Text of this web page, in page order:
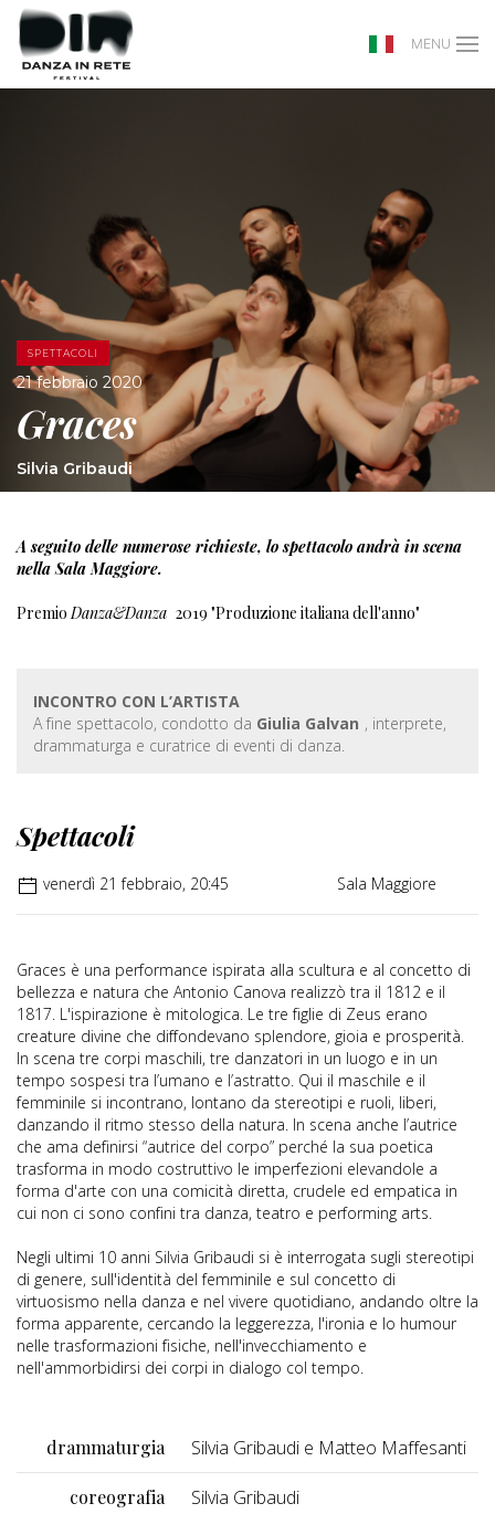
MENU
SPETTACOLI
21 febbraio 2020
Graces
Silvia Gribaudi
A seguito delle numerose richieste, lo spettacolo andrà in scena
nella Sala Maggiore.
PremioDanza&Danza 2019 "Produzione italiana dell'anno"
INCONTRO CON L’ARTISTA
A fine spettacolo, condotto da Giulia Galvan , interprete,
drammaturga e curatrice di eventi di danza.
Spettacoli
venerdì 21 febbraio, 20:45 Sala Maggiore
Graces è una performance ispirata alla scultura e al concetto di
bellezza e natura che Antonio Canova realizzò tra il 1812 e il
1817. L'ispirazione è mitologica. Le tre figlie di Zeus erano
creature divine che diffondevano splendore, gioia e prosperità.
In scena tre corpi maschili, tre danzatori in un luogo e in un
tempo sospesi tra l’umano e l’astratto. Qui il maschile e il
femminile si incontrano, lontano da stereotipi e ruoli, liberi,
danzando il ritmo stesso della natura. In scena anche l’autrice
che ama definirsi “autrice del corpo” perché la sua poetica
trasforma in modo costruttivo le imperfezioni elevandole a
forma d'arte con una comicità diretta, crudele ed empatica in
cui non ci sono confini tra danza, teatro e performing arts.
Negli ultimi 10 anni Silvia Gribaudi si è interrogata sugli stereotipi
di genere, sull'identità del femminile e sul concetto di
virtuosismo nella danza e nel vivere quotidiano, andando oltre la
forma apparente, cercando la leggerezza, l'ironia e lo humour
nelle trasformazioni fisiche, nell'invecchiamento e
nell'ammorbidirsi dei corpi in dialogo col tempo.
drammaturgia Silvia Gribaudi e Matteo Maffesanti
coreografia Silvia Gribaudi